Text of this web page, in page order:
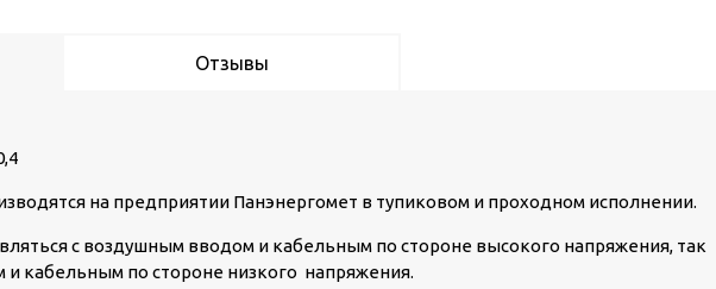
Отзывы
на предприятии Панэнергомет в тупиковом и проходном исполнении.
с воздушным вводом и кабельным по стороне высокого напряжения, так
кабельным по стороне низкого напряжения.